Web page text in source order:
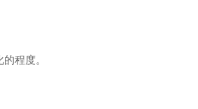
程度。